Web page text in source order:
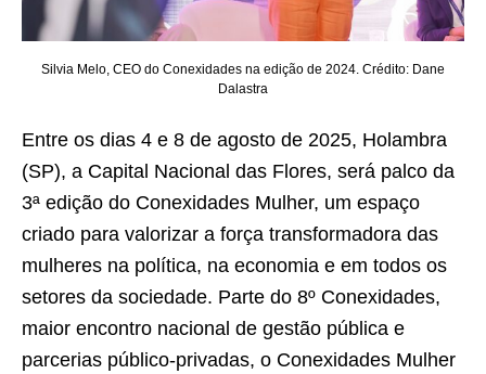
Silvia Melo, CEO do Conexidades na edição de 2024. Crédito: Dane
Dalastra
Entre os dias 4 e 8 de agosto de 2025, Holambra
(SP), a Capital Nacional das Flores, será palco da
3ª edição do Conexidades Mulher, um espaço
criado para valorizar a força transformadora das
mulheres na política, na economia e em todos os
setores da sociedade. Parte do 8º Conexidades,
maior encontro nacional de gestão pública e
parcerias público-privadas, o Conexidades Mulher